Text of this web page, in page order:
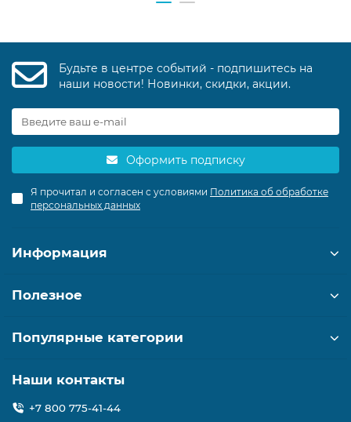
Будьте в центре событий - подпишитесь на
наши новости! Новинки, скидки, акции.
Оформить подписку
Я прочитал и согласен с условиями Политика об обработке
персональных данных
Информация
Полезное
Популярные категории
Наши контакты
+7 800 775-41-44